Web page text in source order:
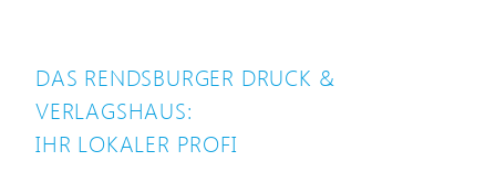
DAS RENDSBURGER DRUCK &
VERLAGSHAUS:
IHR LOKALER PROFI